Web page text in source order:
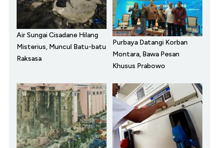
Air Sungai Cisadane Hilang
Misterius, Muncul Batu-batu
Raksasa
Purbaya Datangi Korban
Montara, Bawa Pesan
Khusus Prabowo